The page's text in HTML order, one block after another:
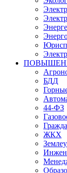
БДД
44-ФЗ
ЖКХ